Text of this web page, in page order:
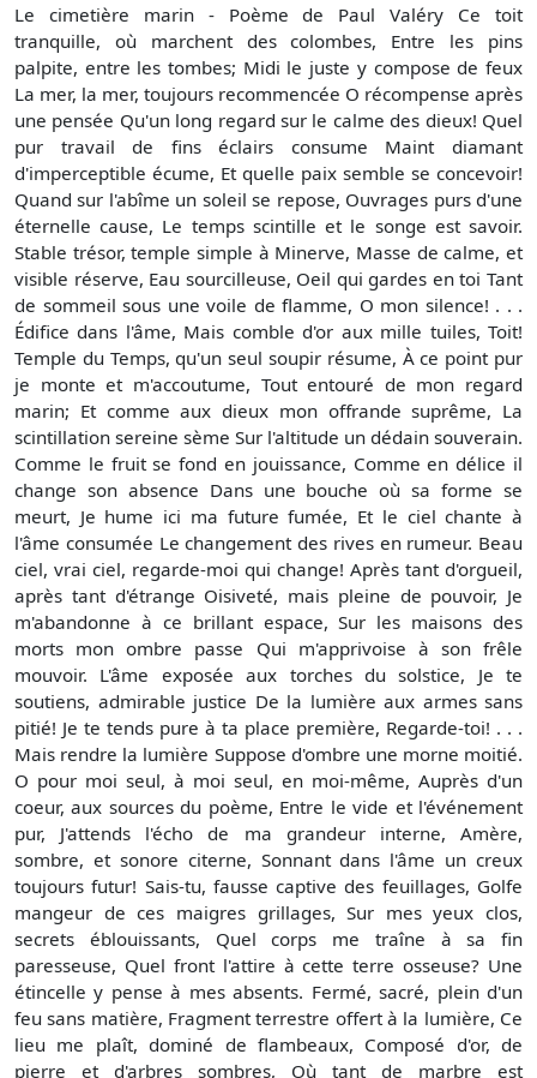
Le cimetière marin - Poème de Paul Valéry Ce toit
tranquille, où marchent des colombes, Entre les pins
palpite, entre les tombes; Midi le juste y compose de feux
La mer, la mer, toujours recommencée O récompense après
une pensée Qu'un long regard sur le calme des dieux! Quel
pur travail de fins éclairs consume Maint diamant
d'imperceptible écume, Et quelle paix semble se concevoir!
Quand sur l'abîme un soleil se repose, Ouvrages purs d'une
éternelle cause, Le temps scintille et le songe est savoir.
Stable trésor, temple simple à Minerve, Masse de calme, et
visible réserve, Eau sourcilleuse, Oeil qui gardes en toi Tant
de sommeil sous une voile de flamme, O mon silence! . . .
Édifice dans l'âme, Mais comble d'or aux mille tuiles, Toit!
Temple du Temps, qu'un seul soupir résume, À ce point pur
je monte et m'accoutume, Tout entouré de mon regard
marin; Et comme aux dieux mon offrande suprême, La
scintillation sereine sème Sur l'altitude un dédain souverain.
Comme le fruit se fond en jouissance, Comme en délice il
change son absence Dans une bouche où sa forme se
meurt, Je hume ici ma future fumée, Et le ciel chante à
l'âme consumée Le changement des rives en rumeur. Beau
ciel, vrai ciel, regarde-moi qui change! Après tant d'orgueil,
après tant d'étrange Oisiveté, mais pleine de pouvoir, Je
m'abandonne à ce brillant espace, Sur les maisons des
morts mon ombre passe Qui m'apprivoise à son frêle
mouvoir. L'âme exposée aux torches du solstice, Je te
soutiens, admirable justice De la lumière aux armes sans
pitié! Je te tends pure à ta place première, Regarde-toi! . . .
Mais rendre la lumière Suppose d'ombre une morne moitié.
O pour moi seul, à moi seul, en moi-même, Auprès d'un
coeur, aux sources du poème, Entre le vide et l'événement
pur, J'attends l'écho de ma grandeur interne, Amère,
sombre, et sonore citerne, Sonnant dans l'âme un creux
toujours futur! Sais-tu, fausse captive des feuillages, Golfe
mangeur de ces maigres grillages, Sur mes yeux clos,
secrets éblouissants, Quel corps me traîne à sa fin
paresseuse, Quel front l'attire à cette terre osseuse? Une
étincelle y pense à mes absents. Fermé, sacré, plein d'un
feu sans matière, Fragment terrestre offert à la lumière, Ce
lieu me plaît, dominé de flambeaux, Composé d'or, de
pierre et d'arbres sombres, Où tant de marbre est